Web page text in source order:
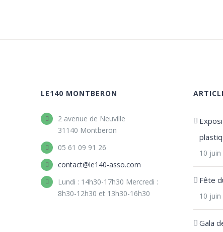
LE140 MONTBERON
2 avenue de Neuville
31140 Montberon
05 61 09 91 26
contact@le140-asso.com
Lundi : 14h30-17h30 Mercredi :
8h30-12h30 et 13h30-16h30
10 juin
Fête
10 juin
Gala